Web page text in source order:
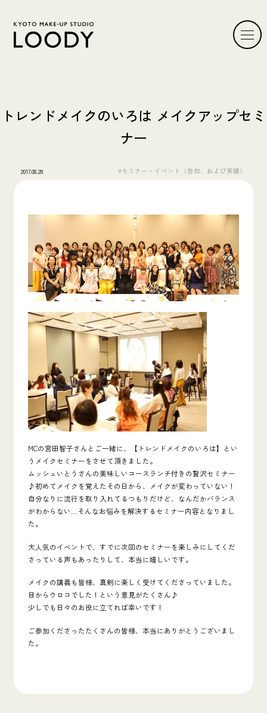
トレンドメイクのいろは メイクアップセミ
ナー
2017.08.28 #セミナー・イベント（告知、および実績）
MCの宮田智子さんとご一緒に、【トレンドメイクのいろは】とい
うメイクセミナーをさせて頂きました。
ムッシュいとうさんの美味しいコースランチ付きの贅沢セミナー
♪初めてメイクを覚えたその日から、メイクが変わっていない！
自分なりに流行を取り入れてるつもりだけど、なんだかバランス
がわからない…そんなお悩みを解決するセミナー内容となりまし
た。
大人気のイベントで、すでに次回のセミナーを楽しみにしてくだ
さっている声もあったりして、本当に嬉しいです。
メイクの講義も皆様、真剣に楽しく受けてくださっていました。
目からウロコでした！という意見がたくさん♪
少しでも日々のお役に立てれば幸いです！
ご参加くださったたくさんの皆様、本当にありがとうございまし
た。